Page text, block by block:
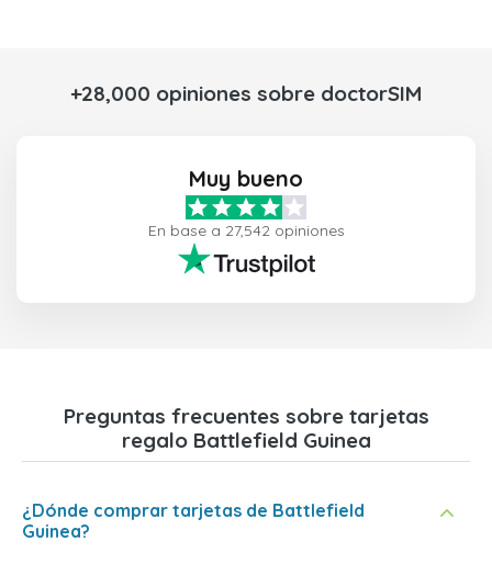
+28,000 opiniones sobre doctorSIM
Muy bueno
En base a 27,542 opiniones
Preguntas frecuentes sobre tarjetas
regalo Battlefield Guinea
¿Dónde comprar tarjetas de Battlefield
Guinea?